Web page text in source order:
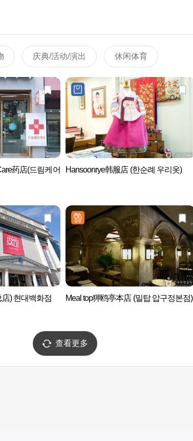
庆典/活动/演出 休闲体育
药店(드림케어
Hansoonrye韩服店 (한순례 우리옷)
) 현대백화점
Meal top狎鸥亭本店 (밀탑 압구정본점)
查看更多